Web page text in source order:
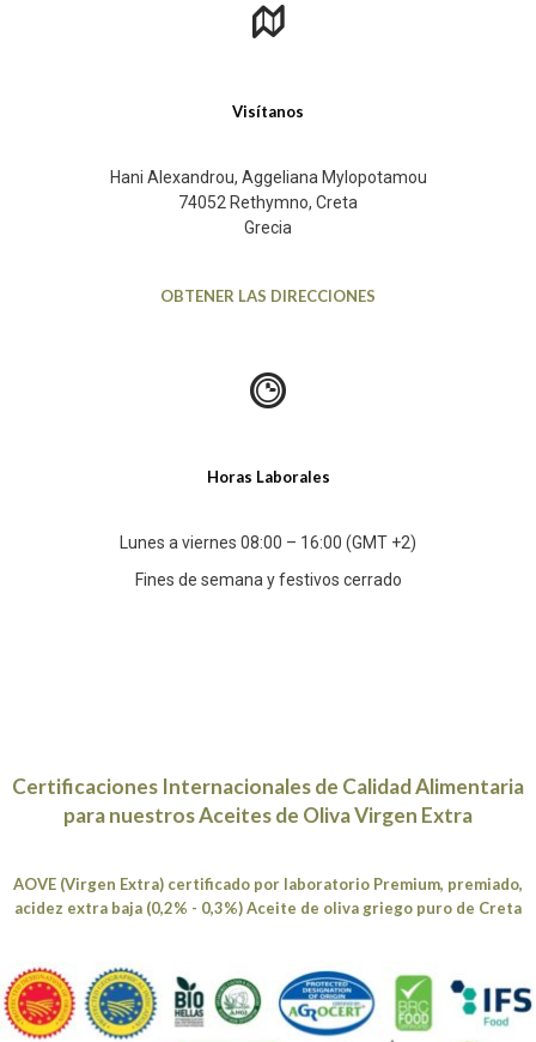
Visítanos
Hani Alexandrou, Aggeliana Mylopotamou
74052 Rethymno, Creta
Grecia
OBTENER LAS DIRECCIONES
Horas Laborales
Lunes a viernes 08:00 – 16:00 (GMT +2)
Fines de semana y festivos cerrado
Certificaciones Internacionales de Calidad Alimentaria
para nuestros Aceites de Oliva Virgen Extra
AOVE (Virgen Extra) certificado por laboratorio Premium, premiado,
acidez extra baja (0,2% - 0,3%) Aceite de oliva griego puro de Creta